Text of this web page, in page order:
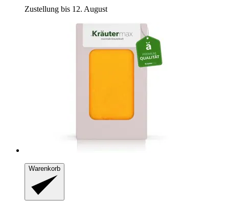
Zustellung bis 12. August
Warenkorb